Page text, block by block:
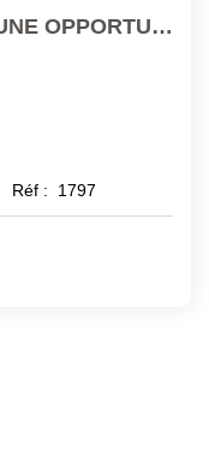
DE RETOUR À LA VENTE ? UNE OPPORTUNITÉ À SAISIR SANS...
Réf : 1797